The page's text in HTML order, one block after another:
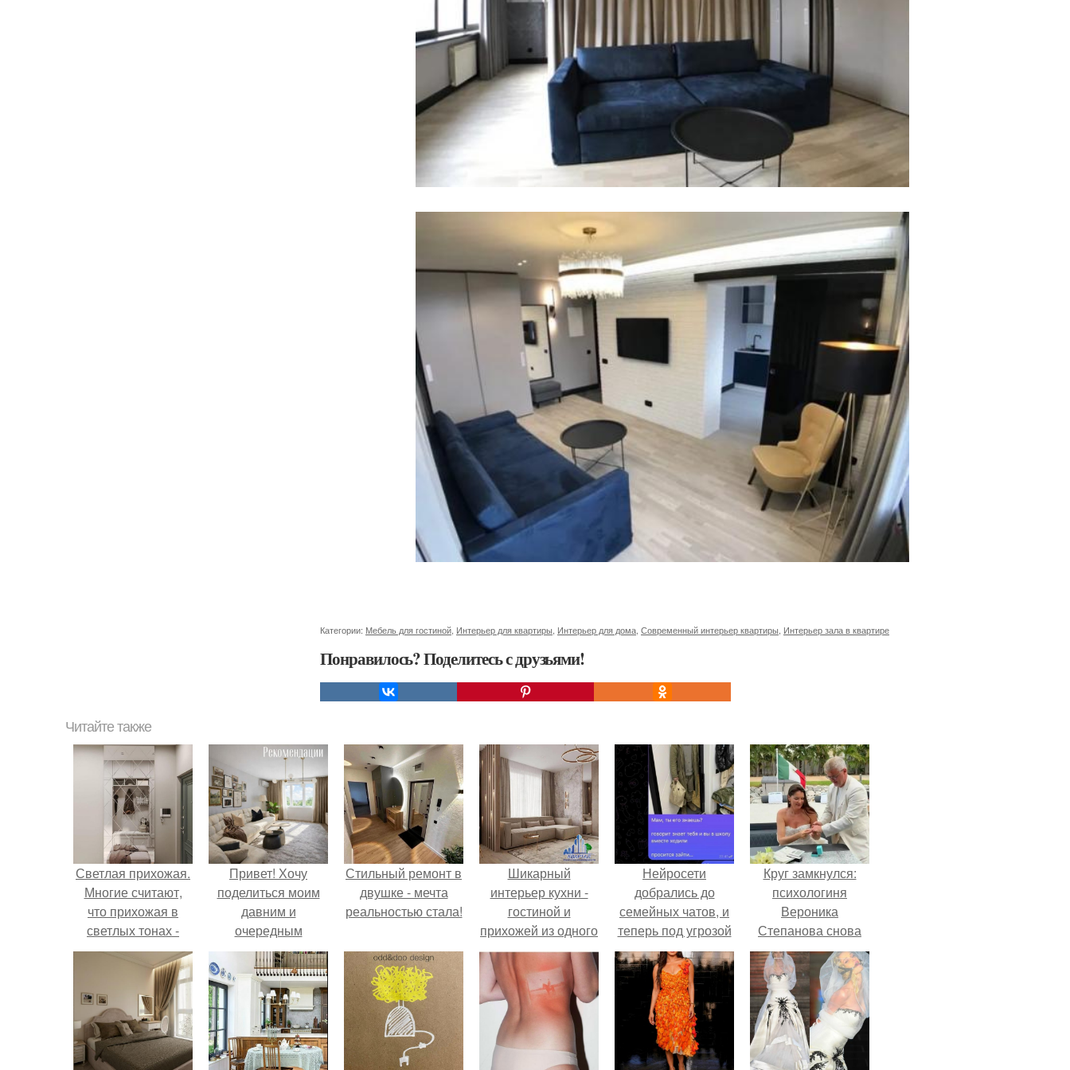
Категории: Мебель для гостиной Интерьер для квартиры Интерьер для дома Современный интерьер квартиры Интерьер зала в квартире
Понравилось? Поделитесь с друзьями!
Читайте также
Светлая прихожая.
Многие считают,
что прихожая в
светлых тонах -
решение не
практичное.
Привет! Хочу
поделиться моим
давним и
очередным
неопубликованным
проектом.
Стильный ремонт в
двушке - мечта
реальностью стала!
Шикарный
интерьер кухни -
гостиной и
прихожей из одного
проекта.
Нейросети
добрались до
семейных чатов, и
теперь под угрозой
мамины нервы.
Круг замкнулся:
психологиня
Вероника
Степанова снова
вышла замуж за
собственного
бывшего мужа.